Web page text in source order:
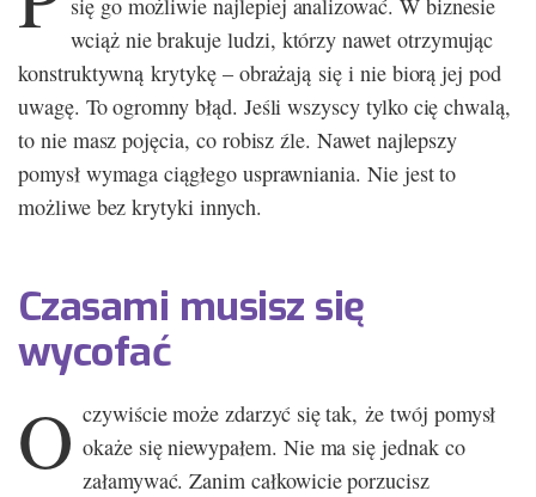
się go możliwie najlepiej analizować. W biznesie
wciąż nie brakuje ludzi, którzy nawet otrzymując
konstruktywną krytykę – obrażają się i nie biorą jej pod
uwagę. To ogromny błąd. Jeśli wszyscy tylko cię chwalą,
to nie masz pojęcia, co robisz źle. Nawet najlepszy
pomysł wymaga ciągłego usprawniania. Nie jest to
możliwe bez krytyki innych.
Czasami musisz się
wycofać
O czywiście może zdarzyć się tak, że twój pomysł
okaże się niewypałem. Nie ma się jednak co
załamywać. Zanim całkowicie porzucisz